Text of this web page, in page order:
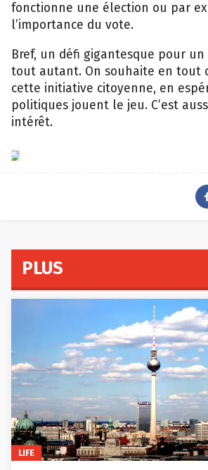
fonctionne une élection ou par
l’importance du vote.
Bref, un défi gigantesque pour un
tout autant. On souhaite en tout
cette initiative citoyenne, en
politiques jouent le jeu. C’est
intérêt.
Arnaud
Haye
PLUS
LIFE